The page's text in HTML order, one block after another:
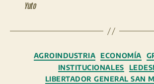
Yuto
Categorías
AGROINDUSTRIA ECONOMÍA
INSTITUCIONALES
LIBERTADOR GENERAL SAN